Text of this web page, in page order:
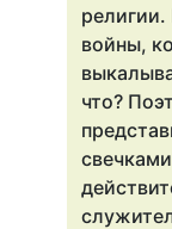
войны,
что?